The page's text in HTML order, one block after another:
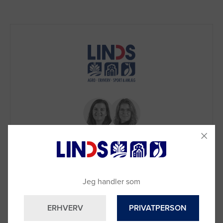
Ring til os på
Vi sidder klar til at hjælpe dig.
Jeg handler som
ERHVERV PRIVATPERSON